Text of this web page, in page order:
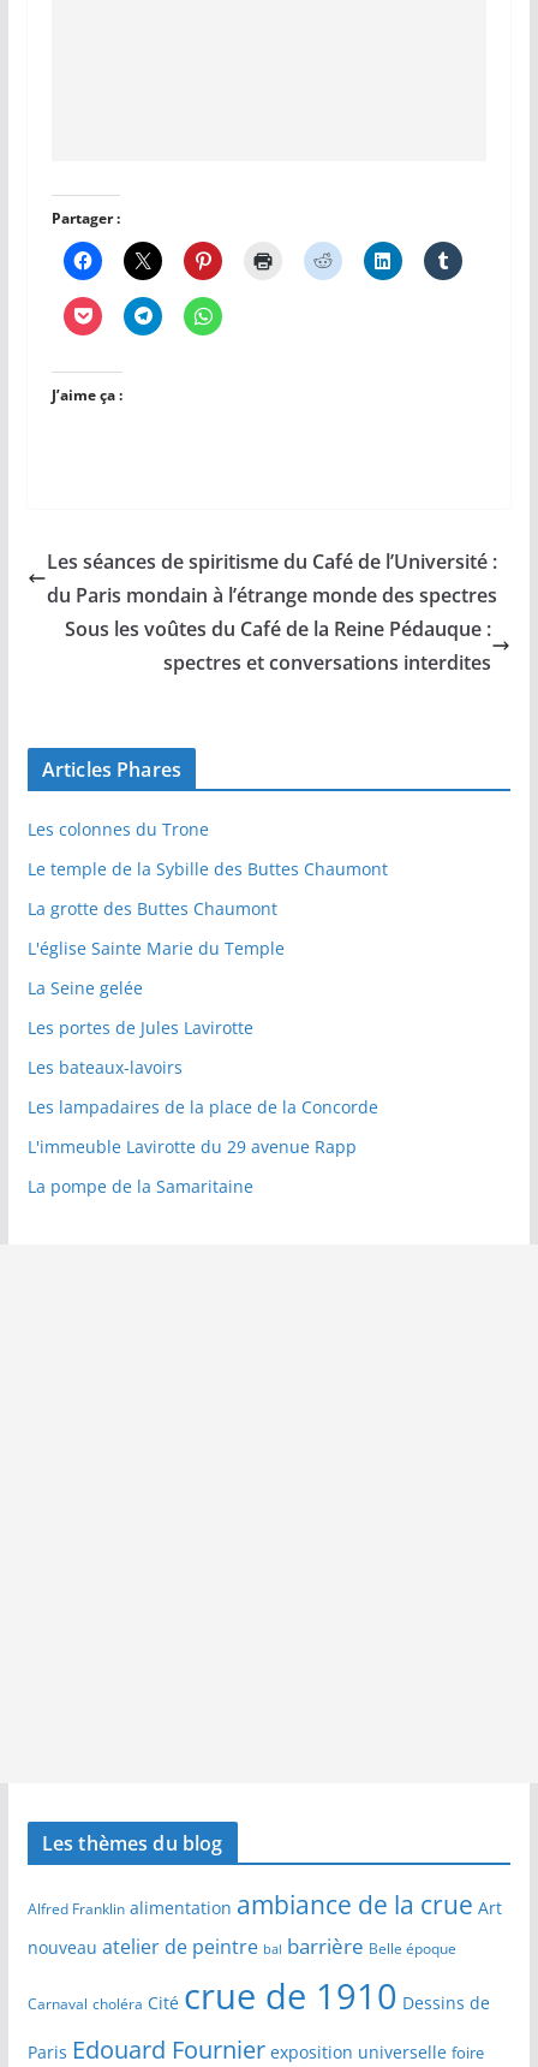
Partager :
J’aime ça :
Les séances de spiritisme du Café de l’Université :
du Paris mondain à l’étrange monde des spectres
Sous les voûtes du Café de la Reine Pédauque :
spectres et conversations interdites
Articles Phares
Les colonnes du Trone
Le temple de la Sybille des Buttes Chaumont
La grotte des Buttes Chaumont
L'église Sainte Marie du Temple
La Seine gelée
Les portes de Jules Lavirotte
Les bateaux-lavoirs
Les lampadaires de la place de la Concorde
L'immeuble Lavirotte du 29 avenue Rapp
La pompe de la Samaritaine
Les thèmes du blog
Alfred Franklin alimentation ambiance de la crue Art
nouveau atelier de peintre bal barrière Belle époque
Carnaval choléra Cité crue de 1910 Dessins de
Paris Edouard Fournier exposition universelle foire